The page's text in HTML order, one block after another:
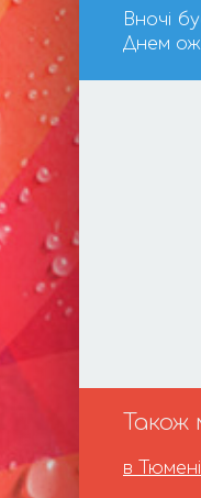
Вночі
Днем
в Тюмені